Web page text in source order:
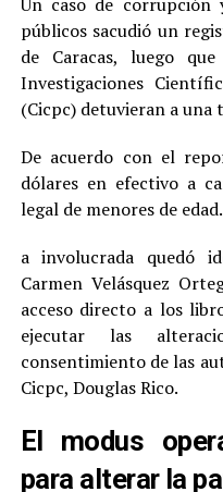
públicos sacudió un
de Caracas, luego
Investigaciones
(Cicpc) detuvieran a una
De acuerdo con el
dólares en efectivo a
legal de menores de edad.
a involucrada quedó
Carmen Velásquez
acceso directo a los
ejecutar las
consentimiento de las
Cicpc, Douglas Rico.
El modus
para alterar la